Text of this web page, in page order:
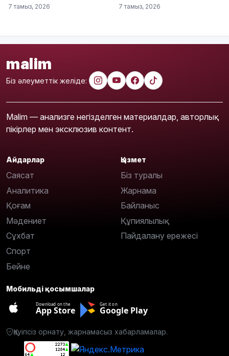
7 тамыз, 2026 7 тамыз, 2026
malim
Біз әлеуметтік желіде:
Malim — анализге негізделген материалдар, авторлық
пікірлер мен эксклюзив контент.
Айдарлар
Саясат
Аналитика
Қоғам
Мәдениет
Сұхбат
Спорт
Бейне
Қызмет
Біз туралы
Жарнама
Байланыс
Құпиялылық
Пайдалану ережесі
Мобильді қосымшалар
Download on the
App Store
Get it on
Google Play
Қауіпсіз орнату, жарнамасыз хабарламалар.